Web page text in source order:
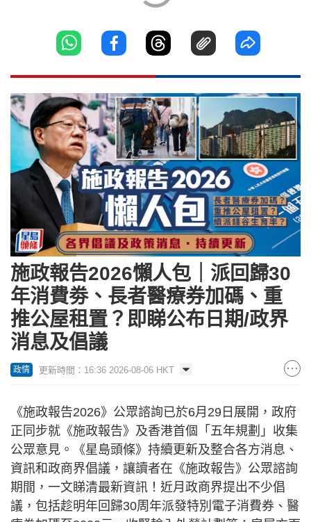
施政報告2026懶人包｜派回歸30
年消費劵、長者醫療券加碼、重
推公屋租置？即睇公布日期/政界
消息及倡議
政情 更新時間：16:36 2026-08-06 HKT
《施政報告2026》公眾諮詢已於6月29日展開，政府
正同步就《施政報告》及香港首個「五年規劃」收集
公眾意見。《星島頭條》持續更新及整合各方消息、
資訊和政商界倡議，讓讀者在《施政報告》公眾諮詢
期間，一文睇清最新資訊！近月政商界提出不少倡
議，包括趁明年回歸30周年派發特別電子消費券、醫